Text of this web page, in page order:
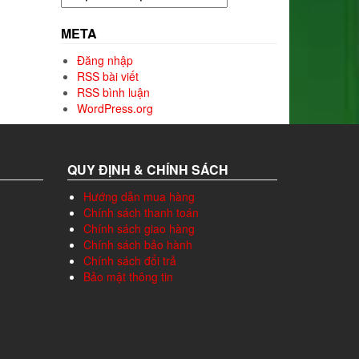
mục
META
Đăng nhập
RSS bài viết
RSS bình luận
WordPress.org
QUY ĐỊNH & CHÍNH SÁCH
Hướng dẫn mua hàng
Chính sách thanh toán
Chính sách giao hàng
Chính sách bảo hành
Chính sách đổi trả
Bảo mật thông tin